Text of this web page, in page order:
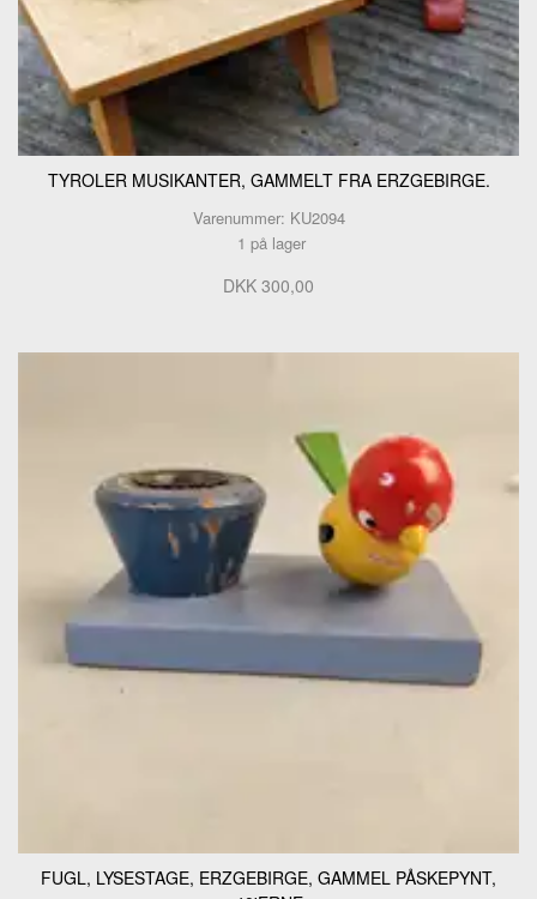
TYROLER MUSIKANTER, GAMMELT FRA ERZGEBIRGE.
Varenummer: KU2094
1 på lager
DKK 300,00
FUGL, LYSESTAGE, ERZGEBIRGE, GAMMEL PÅSKEPYNT,